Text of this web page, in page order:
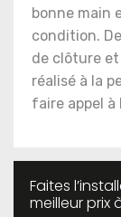
bonne main
condition.
de clôture
réalisé à la
faire appel à
Faites
meilleur prix